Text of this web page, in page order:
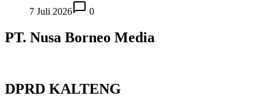
7 Juli 2026
0
PT. Nusa Borneo Media
DPRD KALTENG